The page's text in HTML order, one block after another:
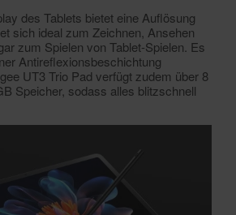
des Tablets bietet eine Auflösung
sich ideal zum Zeichnen, Ansehen
zum Spielen von Tablet-Spielen. Es
Antireflexionsbeschichtung
UT3 Trio Pad verfügt zudem über 8
Speicher, sodass alles blitzschnell